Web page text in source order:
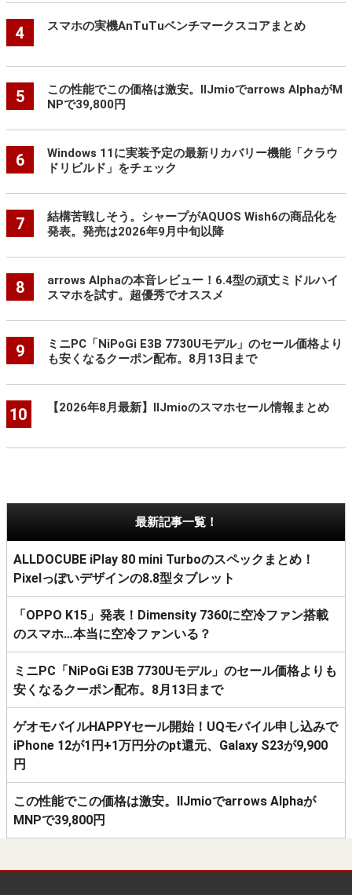
4 スマホの実機AnTuTuベンチマークスコアまとめ
5
この性能でこの価格は激安。IIJmioでarrows AlphaがM
NPで39,800円
6
Windows 11に実装予定の最新リカバリー機能「クラウ
ドリビルド」をチェック
7
結構苦戦しそう。シャープがAQUOS Wish6の商品化を
発表。発売は2026年9月中旬以降
8
arrows Alphaの本音レビュー！6.4型の頑丈ミドルハイ
スマホを試す。超優秀でオススメ
9
ミニPC「NiPoGi E3B 7730Uモデル」のセール価格より
も安くなるクーポン配布。8月13日まで
10 【2026年8月最新】IIJmioのスマホセール情報まとめ
最新記事一覧！
ALLDOCUBE iPlay 80 mini Turboのスペックまとめ！
Pixelっぽいデザインの8.8型タブレット
「OPPO K15」発表！Dimensity 7360に空冷ファン搭載
のスマホ…本当に空冷ファンいる？
ミニPC「NiPoGi E3B 7730Uモデル」のセール価格よりも
安くなるクーポン配布。8月13日まで
ゲオモバイルHAPPYセール開始！UQモバイル申し込みで
iPhone 12が1円+1万円分のpt還元、Galaxy S23が9,900
円
この性能でこの価格は激安。IIJmioでarrows Alphaが
MNPで39,800円